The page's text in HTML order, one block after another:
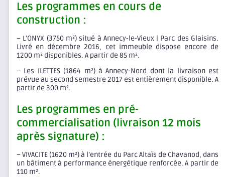
Les programmes en cours de
construction :
– L’ONYX (3750 m²) situé à Annecy-le-Vieux | Parc des Glaisins.
Livré en décembre 2016, cet immeuble dispose encore de
1200 m² disponibles. A partir de 85 m².
– Les ILETTES (1864 m²) à Annecy-Nord dont la livraison est
prévue au second semestre 2017 est entièrement disponible. A
partir de 300 m².
Les programmes en pré-
commercialisation (livraison 12 mois
après signature) :
– VIVACITE (1620 m²) à l’entrée du Parc Altaïs de Chavanod, dans
un bâtiment à performance énergétique renforcée. A partir de
110 m².